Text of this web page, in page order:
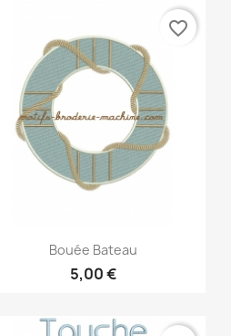
Aperçu rapide
Bouée Bateau
5,00 €
favorite_border